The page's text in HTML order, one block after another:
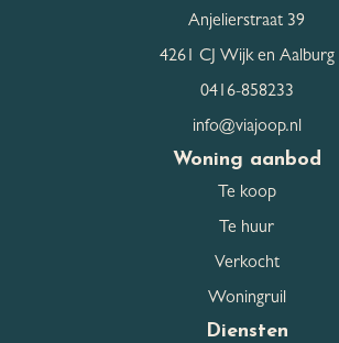
Anjelierstraat 39
4261 CJ Wijk en Aalburg
0416-858233
info@viajoop.nl
Woning aanbod
Te koop
Te huur
Verkocht
Woningruil
Diensten